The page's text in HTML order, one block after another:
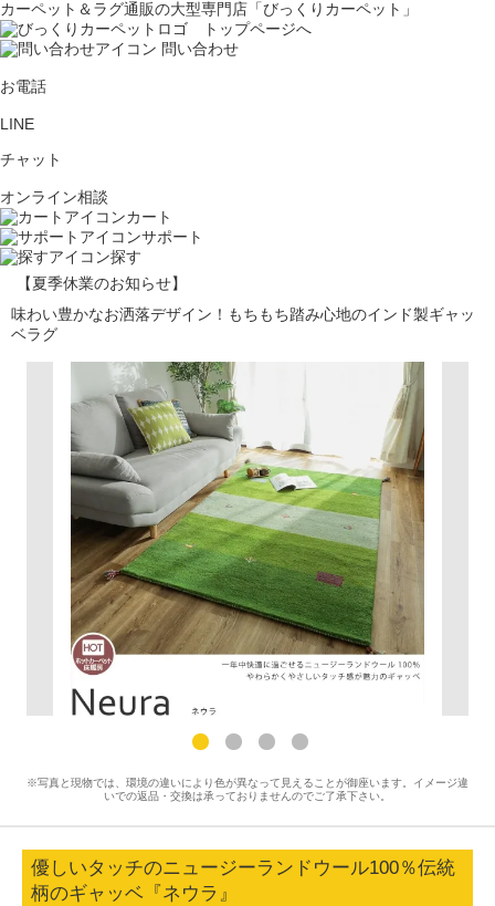
カーペット＆ラグ通販の大型専門店「びっくりカーペット」
問い合わせ
お電話
LINE
チャット
オンライン相談
カート
サポート
探す
【夏季休業のお知らせ】
味わい豊かなお洒落デザイン！もちもち踏み心地のインド製ギャッ
ベラグ
※写真と現物では、環境の違いにより色が異なって見えることが御座います。イメージ違
いでの返品・交換は承っておりませんのでご了承下さい。
優しいタッチのニュージーランドウール100％伝統
柄のギャッベ『ネウラ』